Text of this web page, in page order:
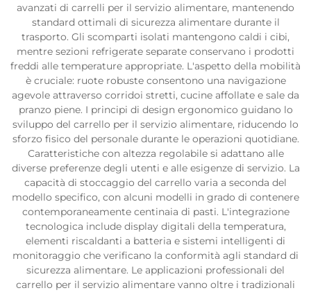
avanzati di carrelli per il servizio alimentare, mantenendo
standard ottimali di sicurezza alimentare durante il
trasporto. Gli scomparti isolati mantengono caldi i cibi,
mentre sezioni refrigerate separate conservano i prodotti
freddi alle temperature appropriate. L'aspetto della mobilità
è cruciale: ruote robuste consentono una navigazione
agevole attraverso corridoi stretti, cucine affollate e sale da
pranzo piene. I principi di design ergonomico guidano lo
sviluppo del carrello per il servizio alimentare, riducendo lo
sforzo fisico del personale durante le operazioni quotidiane.
Caratteristiche con altezza regolabile si adattano alle
diverse preferenze degli utenti e alle esigenze di servizio. La
capacità di stoccaggio del carrello varia a seconda del
modello specifico, con alcuni modelli in grado di contenere
contemporaneamente centinaia di pasti. L'integrazione
tecnologica include display digitali della temperatura,
elementi riscaldanti a batteria e sistemi intelligenti di
monitoraggio che verificano la conformità agli standard di
sicurezza alimentare. Le applicazioni professionali del
carrello per il servizio alimentare vanno oltre i tradizionali